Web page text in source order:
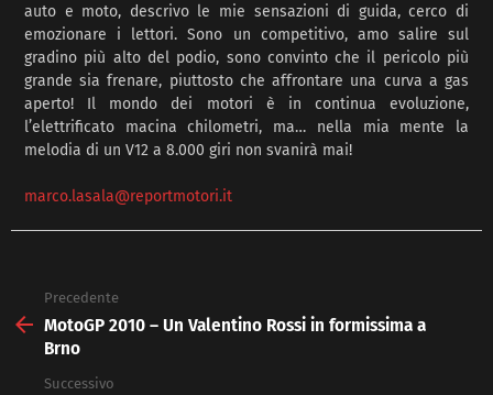
auto e moto, descrivo le mie sensazioni di guida, cerco di
emozionare i lettori. Sono un competitivo, amo salire sul
gradino più alto del podio, sono convinto che il pericolo più
grande sia frenare, piuttosto che affrontare una curva a gas
aperto! Il mondo dei motori è in continua evoluzione,
l’elettrificato macina chilometri, ma… nella mia mente la
melodia di un V12 a 8.000 giri non svanirà mai!
marco.lasala@reportmotori.it
more
Precedente
MotoGP 2010 – Un Valentino Rossi in formissima a
Brno
Successivo